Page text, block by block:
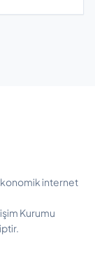
internet
Kurumu